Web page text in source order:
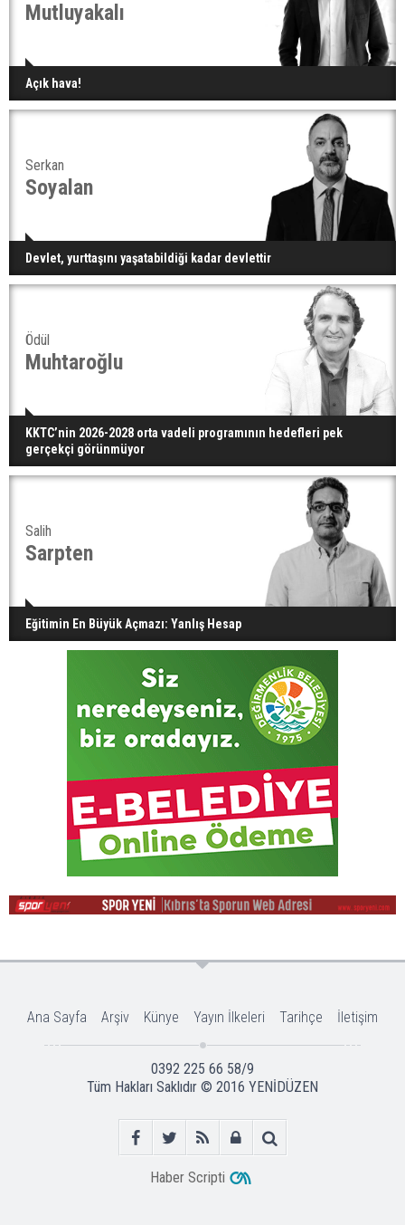
Mutluyakalı
Açık hava!
Serkan
Soyalan
Devlet, yurttaşını yaşatabildiği kadar devlettir
Ödül
Muhtaroğlu
KKTC’nin 2026-2028 orta vadeli programının hedefleri pek
gerçekçi görünmüyor
Salih
Sarpten
Eğitimin En Büyük Açmazı: Yanlış Hesap
Ana Sayfa Arşiv Künye Yayın İlkeleri Tarihçe İletişim
0392 225 66 58/9
Tüm Hakları Saklıdır © 2016 YENİDÜZEN
Haber Scripti